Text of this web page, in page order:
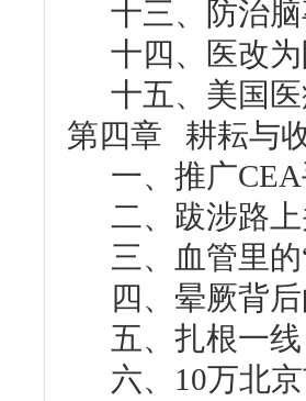
十三、防治
十四、医改
十五、美国
第四章 耕耘与
一、推广
二、跋涉路
三、血管里
四、晕厥背
五、扎根一
六、10万北